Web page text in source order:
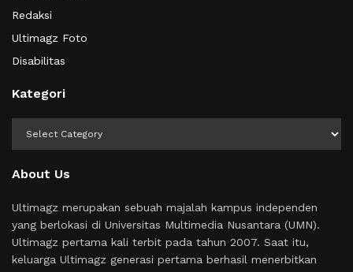
Redaksi
Ultimagz Foto
Disabilitas
Kategori
About Us
Ultimagz merupakan sebuah majalah kampus independen
yang berlokasi di Universitas Multimedia Nusantara (UMN).
Ultimagz pertama kali terbit pada tahun 2007. Saat itu,
keluarga Ultimagz generasi pertama berhasil menerbitkan